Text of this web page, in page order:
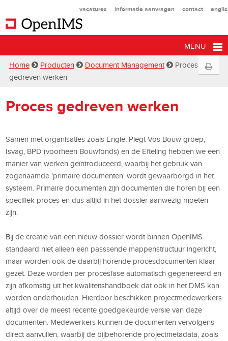
vacatures informatie aanvragen contact
MENU
Home Producten Document Management
Proces
gedreven werken
Proces gedreven werken
Samen met organisaties zoals Engie, Plegt-Vos Bouw groep,
Isvag, BPD (voorheen Bouwfonds) en de Efteling hebben we een
manier van werken geïntroduceerd, waarbij het gebruik van
zogenaamde 'primaire documenten' wordt gewaarborgd in het
systeem. Primaire documenten zijn documenten die horen bij een
specifiek proces en dus altijd in het dossier aanwezig moeten
zijn.
Bij de creatie van een nieuw dossier wordt binnen OpenIMS
standaard niet alleen een passsende mappenstructuur ingericht,
maar worden ook de daarbij horende procesdocumenten klaar
gezet. Deze worden per procesfase automatisch gegenereerd en
zijn afkomstig uit het kwaliteitshandboek dat ook in het DMS kan
worden onderhouden. Hierdoor beschikken projectmedewerkers
altijd over de meest recente goedgekeurde versie van deze
documenten. Medewerkers kunnen de documenten vervolgens
direct aanvullen, waarbij de bijbehorende projectmetadata, zoals